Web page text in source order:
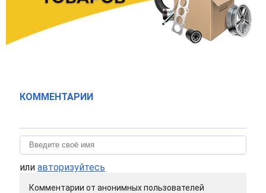
КОММЕНТАРИИ
или авторизуйтесь
Комментарии от анонимных пользователей